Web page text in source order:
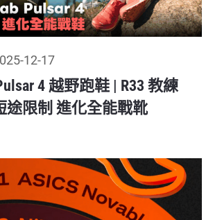
12-17
4 越野跑鞋 | R33 教練
途限制 進化全能戰靴